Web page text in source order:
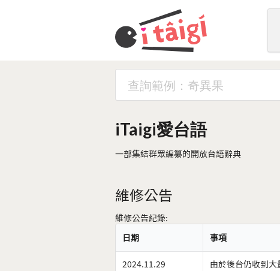
iTaigi愛台語
一部集結群眾編纂的開放台語辭典
維修公告
維修公告紀錄:
日期
事項
2024.11.29 由於後台仍收到